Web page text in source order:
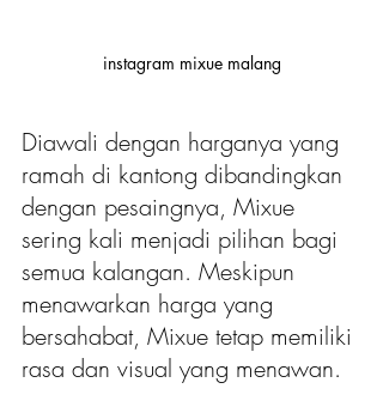
instagram mixue malang
Diawali dengan harganya yang
ramah di kantong dibandingkan
dengan pesaingnya, Mixue
sering kali menjadi pilihan bagi
semua kalangan. Meskipun
menawarkan harga yang
bersahabat, Mixue tetap memiliki
rasa dan visual yang menawan.